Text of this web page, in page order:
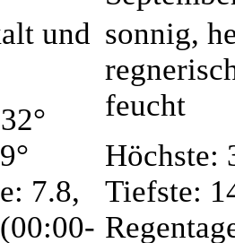
und
7.8,
sonnig,
feucht
Höchste:
Tiefste: